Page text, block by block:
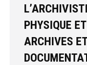
PHYSIQUE
ARCHIVES